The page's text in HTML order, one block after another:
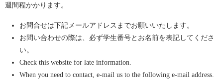
週間程かかります。
お問合せは下記メールアドレスまでお願いいたします。
お問い合わせの際は、必ず学生番号とお名前を表記してくださ
い。
Check this website for late information.
When you need to contact, e-mail us to the following e-mail address.